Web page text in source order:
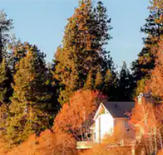
erkunde die Ergebnisse